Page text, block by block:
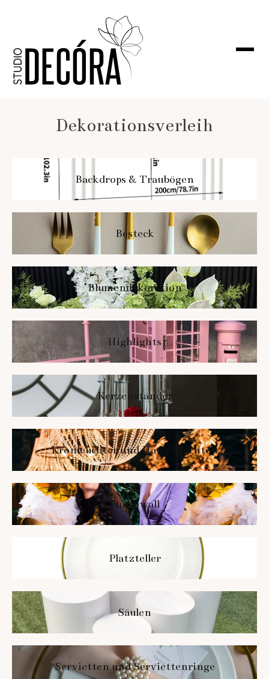
Dekorationsverleih
Backdrops & Traubögen
Besteck
Blumendekoration
Highlights
Kerzenständer
Kronleuchter und Hängeleuchten
Photowall
Platzteller
Säulen
Servietten und Serviettenringe